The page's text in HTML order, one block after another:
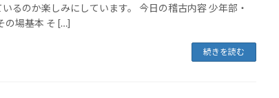
いるのか楽しみにしています。 今日の稽古内容 少年部・
の場基本 そ […]
続きを読む